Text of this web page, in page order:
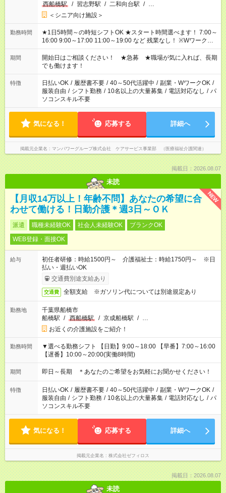
西船橋駅
/ 習志野駅 / 二和向台駅 / …
＜シニア向け施設＞
勤務時間
★1日5時間～の時短シフトOK ★スタート時間選べます！ 7:00～
16:00 9:00～17:00 11:00～19:00 など 残業なし！ ※Wワークの
場合、他のお仕事と合わせ週40時間超の就業はご案内できませ
ん ※法令に基づき、週20時間以上勤務は社会保険への加入対象
となります ※労働者派遣法（日雇い派遣の原則禁止）により、
短時間・短期間の就業はご案内が難しい場合があります
期間
開始日はご相談ください！ ★急募 ★職場が気に入れば、長期
でも働けます！
特徴 日払いOK / 履歴書不要 / 40～50代活躍中 / 副業・WワークOK /
服装自由 / シフト勤務 / 10名以上の大量募集 / 電話対応なし / パ
ソコンスキル不要
気になる！ 応募する 詳細へ
掲載元企業名 マンパワーグループ株式会社 ケアサービス事業部 （医療福祉介護関連）
掲載日：2026.08.07
未読
NEW
【月収14万以上！年齢不問】あなたの希望に合
わせて働ける！日勤介護＊週3日～ＯＫ
派遣 職種未経験OK 社会人未経験OK
ブランクOK
WEB登録・面接OK
給与
初任者研修：時給1500円～ 介護福祉士：時給1750円～ ※日
払い・週払いOK
交通費別途支給あり
交通費 全額支給 ※ガソリン代については別途規定あり
勤務地
千葉県船橋市
船橋駅 / 西船橋駅 / 京成船橋駅 / …
お近くの介護施設をご紹介！
勤務時間
▼選べる勤務シフト 【日勤】9:00～18:00 【早番】7:00～16:00
【遅番】10:00～20:00(実働8時間)
期間 即日～長期 ＊あなたのご希望をお気軽にお聞かせください！
特徴 日払いOK / 履歴書不要 / 40～50代活躍中 / 副業・WワークOK /
服装自由 / シフト勤務 / 10名以上の大量募集 / 電話対応なし / パ
ソコンスキル不要
気になる！ 応募する 詳細へ
掲載元企業名 株式会社ゼフィロス
掲載日：2026.08.07
未読